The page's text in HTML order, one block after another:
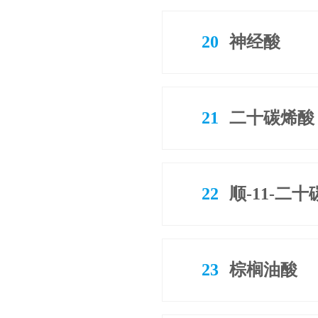
20 神经酸
21 二十碳烯酸
22 顺-11-二十
23 棕榈油酸